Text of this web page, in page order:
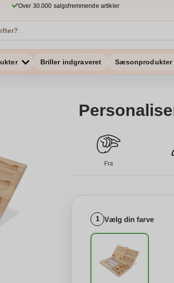
Over 30.000 salgsfremmende artikler
Briller indgraveret Sæsonprodukter
Fra
1 Vælg din farve